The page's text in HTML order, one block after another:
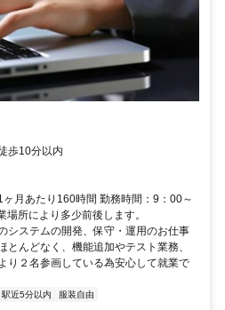
歩10分以内
月あたり160時間 勤務時間：9：00～
所により多少前後します。
システムの開発、保守・運用のお仕事
とんどなく、機能追加やテスト業務、
り２名参画している為安心して就業で
駅近5分以内 服装自由